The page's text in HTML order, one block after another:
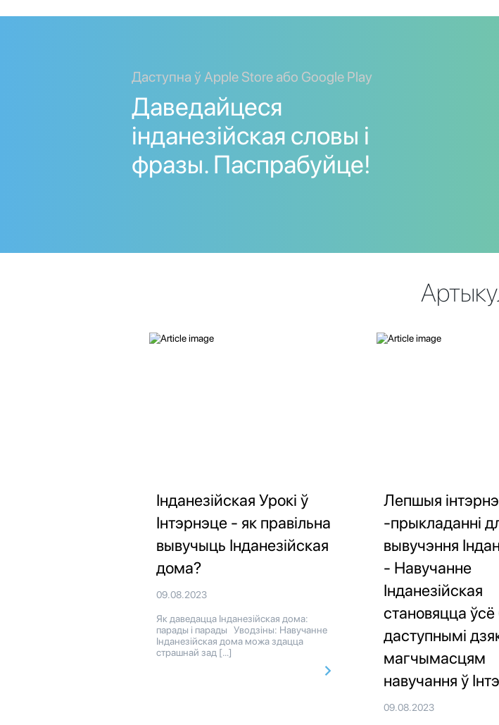
Даступна ў Apple Store або Google Play
Даведайцеся
інданезійская словы і
фразы. Паспрабуйце!
Інданезійская Урокі ў
Інтэрнэце - як правільна
вывучыць Інданезійская
дома?
09.08.2023
Як даведацца Інданезійская дома:
парады і парады Уводзіны: Навучанне
Інданезійская дома можа здацца
страшнай зад […]
Лепшыя
-прыкладанні
вывучэння
- Навучанне
Інданезійская
становяцца
даступнымі
магчымасцям
навучання ў
09.08.2023